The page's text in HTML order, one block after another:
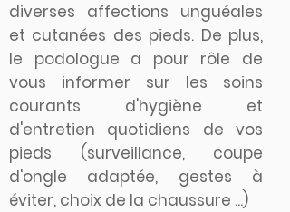
diverses affections unguéales
et cutanées des pieds. De plus,
le podologue a pour rôle de
vous informer sur les soins
courants d'hygiène et
d'entretien quotidiens de vos
pieds (surveillance, coupe
d'ongle adaptée, gestes à
éviter, choix de la chaussure ...)